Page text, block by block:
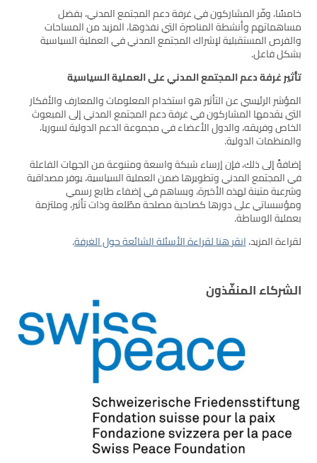
خامسًا، وفّر المشاركون في غرفة دعم المجتمع المدني، بفضل
مساهماتهم وأنشطة المناصرة التي نفذوها، المزيد من المساحات
والفرص المستقبلية لإشراك المجتمع المدني في العملية السياسية
بشكل فاعل.
تأثير غرفة دعم المجتمع المدني على العملية السياسية
المؤشر الرئيسي عن التأثير هو استخدام المعلومات والمعارف والأفكار
التي يقدمها المشاركون في غرفة دعم المجتمع المدني إلى المبعوث
الخاص وفريقه، والدول الأعضاء في مجموعة الدعم الدولية لسوريا،
والمنظمات الدولية.
إضافةً إلى ذلك، فإن إرساء شبكة واسعة ومتنوعة من الجهات الفاعلة
في المجتمع المدني وتطويرها ضمن العملية السياسية، يوفر مصداقية
وشرعية متينة لهذه الأخيرة، ويساهم في إضفاء طابع رسمي
ومؤسساتي على دورها كصاحبة مصلحة مطّلعة وذات تأثير، وملتزمة
بعملية الوساطة.
لقراءة المزيد،انقر هنا لقراءة الأسئلة الشائعة حول الغرفة.
الشركاء المنفّذون